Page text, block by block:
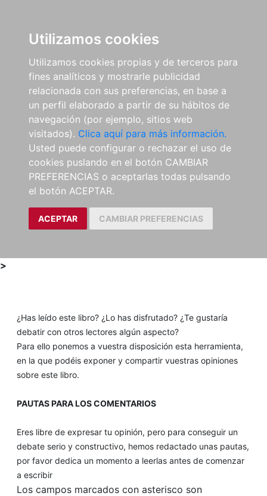
Utilizamos cookies
Utilizamos cookies propias y de terceros para
fines analíticos y mostrarle publicidad
relacionada con sus preferencias, en base a
un perfil elaborado a partir de su hábitos de
navegación (por ejemplo, sitios web
visitados). Clica aquí para más información.
Usted puede configurar o rechazar el uso de
cookies puslando en el botón CAMBIAR
PREFERENCIAS o aceptarlas todas pulsando
el botón ACEPTAR.
ACEPTAR CAMBIAR PREFERENCIAS
>
¿Has leído este libro? ¿Lo has disfrutado? ¿Te gustaría
debatir con otros lectores algún aspecto?
Para ello ponemos a vuestra disposición esta herramienta,
en la que podéis exponer y compartir vuestras opiniones
sobre este libro.
PAUTAS PARA LOS COMENTARIOS
Eres libre de expresar tu opinión, pero para conseguir un
debate serio y constructivo, hemos redactado unas pautas,
por favor dedica un momento a leerlas antes de comenzar
a escribir
Los campos marcados con asterisco son